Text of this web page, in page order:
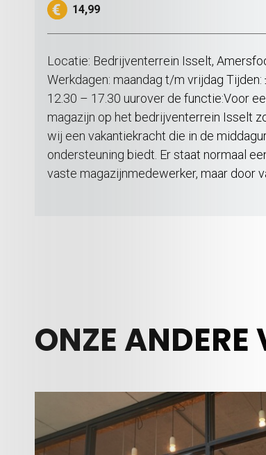
14,99
Locatie: Bedrijventerrein Isselt,
Werkdagen: maandag t/m vrijdag Tijden:
12.30 – 17.30 uurover de functie:Voor
magazijn op het bedrijventerrein Isselt
wij een vakantiekracht die in de
ondersteuning biedt. Er staat normaal
vaste magazijnmedewerker, maar door
ONZE ANDERE